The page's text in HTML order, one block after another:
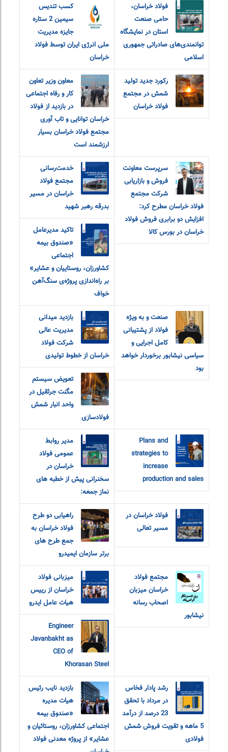
فولاد خراسان،
حامی صنعت
استان در نمایشگاه
توانمندی‌های صادراتی جمهوری
اسلامی
کسب تندیس
سیمین 2 ستاره
جایزه مدیریت
ملی انرژی ایران توسط فولاد
خراسان
رکورد جدید تولید
شمش در مجتمع
فولاد خراسان
معاون وزیر تعاون
کار و رفاه اجتماعی
در بازدید از فولاد
خراسان توانایی و تاب آوری
مجتمع فولاد خراسان بسیار
ارزشمند است
سرپرست معاونت
فروش و بازاریابی
شرکت مجتمع
فولاد خراسان مطرح کرد:
افزایش دو برابری فروش فولاد
خراسان در بورس کالا
خدمت‌رسانی
مجتمع فولاد
خراسان در مسیر
بدرقه رهبر شهید
تاکید مدیرعامل
«صندوق بیمه‌
اجتماعی
کشاورزان، روستاییان و عشایر»
بر راه‌اندازی پروژه‌ی سنگ‌آهن
خواف
صنعت و به ویژه
فولاد از پشتیبانی
کامل اجرایی و
سیاسی نیشابور برخوردار خواهد
بود
بازدید میدانی
مدیریت عالی
شرکت فولاد
خراسان از خطوط تولیدی
تعویض سیستم
مگنت جرثقیل در
واحد انبار شمش
فولادسازی
Plans and
strategies to
increase
production and sales
مدیر روابط
عمومی فولاد
خراسان در
سخنرانی پیش از خطبه های
نماز جمعه:
فولاد خراسان در
مسیر تعالی
راهیابی دو طرح
فولاد خراسان به
جمع طرح های
برتر سازمان ایمیدرو
مجتمع فولاد
خراسان میزبان
اصحاب رسانه
نیشابور
میزبانی فولاد
خراسان از رییس
هیات عامل ایدرو
Engineer
Javanbakht as
CEO of
Khorasan Steel
رشد پادار فخاس
در مرداد با تحقق
23 درصد از درآمد
5 ماهه و تقویت فروش شمش
فولادی
بازدید نایب رئیس
هیات مدیره
«صندوق بیمه
اجتماعی کشاورزان، روستائیان و
عشایر» از پروژه معدنی فولاد